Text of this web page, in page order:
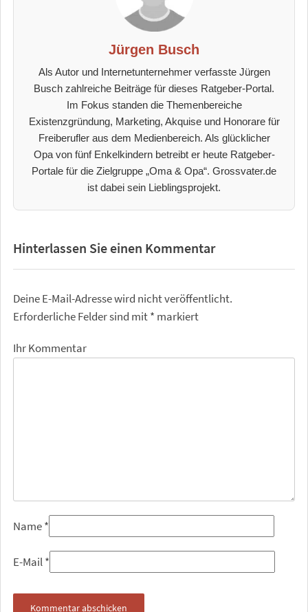
Jürgen Busch
Als Autor und Internetunternehmer verfasste Jürgen
Busch zahlreiche Beiträge für dieses Ratgeber-Portal.
Im Fokus standen die Themenbereiche
Existenzgründung, Marketing, Akquise und Honorare für
Freiberufler aus dem Medienbereich. Als glücklicher
Opa von fünf Enkelkindern betreibt er heute Ratgeber-
Portale für die Zielgruppe „Oma & Opa“. Grossvater.de
ist dabei sein Lieblingsprojekt.
Hinterlassen Sie einen Kommentar
Deine E-Mail-Adresse wird nicht veröffentlicht.
Erforderliche Felder sind mit* markiert
Ihr Kommentar
Name*
E-Mail*